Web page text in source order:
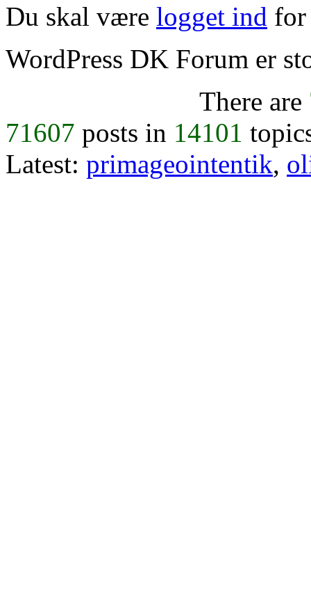
Du skal være logget ind for
WordPress DK Forum er
There are
71607 posts in 14101
Latest: primageointentik,